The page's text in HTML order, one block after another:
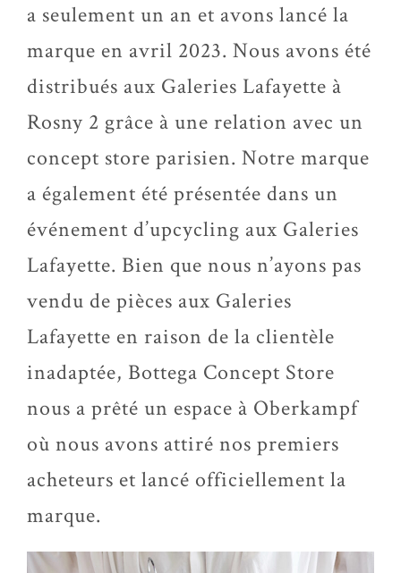
a seulement un an et avons lancé la
marque en avril 2023. Nous avons été
distribués aux Galeries Lafayette à
Rosny 2 grâce à une relation avec un
concept store parisien. Notre marque
a également été présentée dans un
événement d’upcycling aux Galeries
Lafayette. Bien que nous n’ayons pas
vendu de pièces aux Galeries
Lafayette en raison de la clientèle
inadaptée, Bottega Concept Store
nous a prêté un espace à Oberkampf
où nous avons attiré nos premiers
acheteurs et lancé officiellement la
marque.